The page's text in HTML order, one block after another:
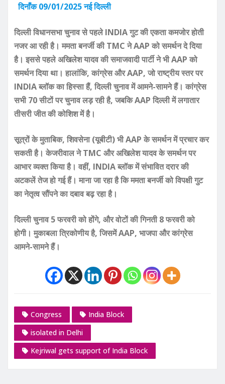
दिनाँक 09/01/2025 नई दिल्ली
दिल्ली विधानसभा चुनाव से पहले INDIA गुट की एकता कमजोर होती
नजर आ रही है। ममता बनर्जी की TMC ने AAP को समर्थन दे दिया
है। इससे पहले अखिलेश यादव की समाजवादी पार्टी ने भी AAP को
समर्थन दिया था। हालांकि, कांग्रेस और AAP, जो राष्ट्रीय स्तर पर
INDIA ब्लॉक का हिस्सा हैं, दिल्ली चुनाव में आमने-सामने हैं। कांग्रेस
सभी 70 सीटों पर चुनाव लड़ रही है, जबकि AAP दिल्ली में लगातार
तीसरी जीत की कोशिश में है।
सूत्रों के मुताबिक, शिवसेना (यूबीटी) भी AAP के समर्थन में प्रचार कर
सकती है। केजरीवाल ने TMC और अखिलेश यादव के समर्थन पर
आभार व्यक्त किया है। वहीं, INDIA ब्लॉक में संभावित दरार की
अटकलें तेज हो गई हैं। माना जा रहा है कि ममता बनर्जी को विपक्षी गुट
का नेतृत्व सौंपने का दबाव बढ़ रहा है।
दिल्ली चुनाव 5 फरवरी को होंगे, और वोटों की गिनती 8 फरवरी को
होगी। मुकाबला त्रिकोणीय है, जिसमें AAP, भाजपा और कांग्रेस
आमने-सामने हैं।
Congress
India Block
isolated in Delhi
Kejriwal gets support of India Block